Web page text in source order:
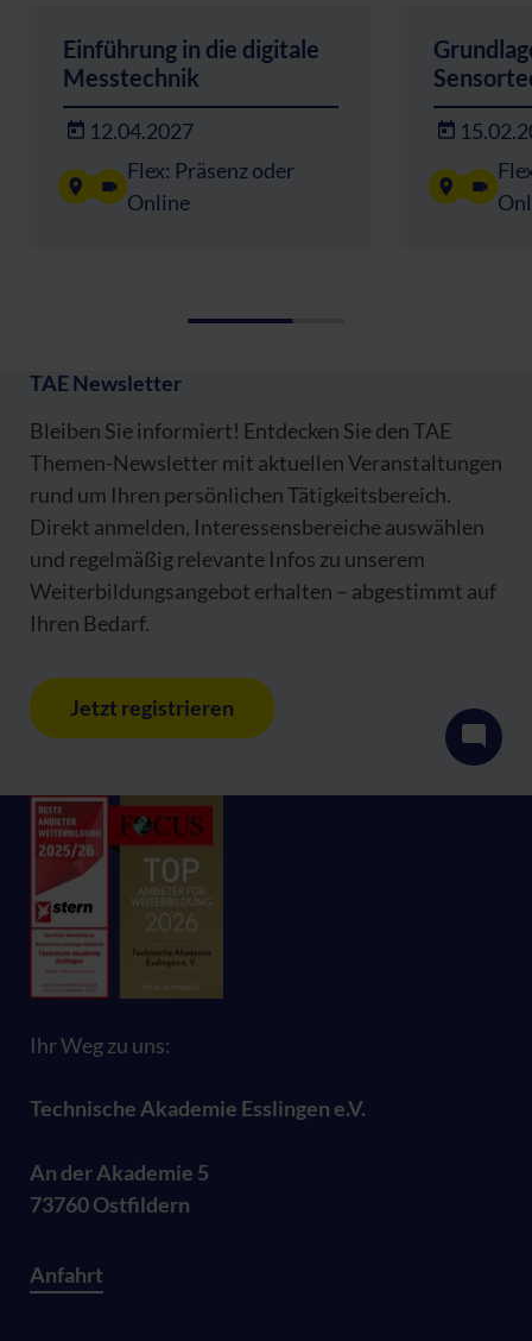
Einführung in die digitale
Messtechnik
12.04.2027
Flex: Präsenz oder
Online
TAE Newsletter
Bleiben Sie informiert! Entdecken Sie den TAE
Themen-Newsletter mit aktuellen Veranstaltungen
rund um Ihren persönlichen Tätigkeitsbereich.
Direkt anmelden, Interessensbereiche auswählen
und regelmäßig relevante Infos zu unserem
Weiterbildungsangebot erhalten – abgestimmt auf
Ihren Bedarf.
Jetzt registrieren
Ihr Weg zu uns:
Technische Akademie Esslingen e.V.
An der Akademie 5
73760 Ostfildern
Anfahrt